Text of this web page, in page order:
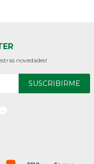
novedades!
SUSCRIBIRME